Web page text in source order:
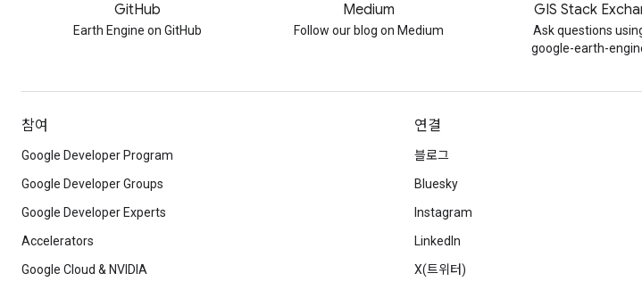
GitHub
Earth Engine on GitHub
Medium
Follow our blog on Medium
GIS Stack
Ask questions
google-earth-
참여
Google Developer Program
Google Developer Groups
Google Developer Experts
Accelerators
Google Cloud & NVIDIA
연결
블로그
Bluesky
Instagram
LinkedIn
X(트위터)